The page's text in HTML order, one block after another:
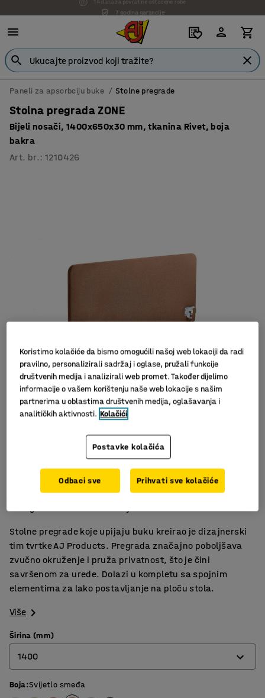
Paneli za apsorbciju buke Stolne pregrade
Stolna pregrada ZONE
Bijeli nosači, 1400x650x30 mm, tkanina Rivet, boja
bakra
Art. br. :1210426
Slični proizvodi
Učinkovito upijanje buke
Komplet sa spojnicama
Stolne pregrade koje upijaju buku kreirao je dizajnerski
tim tvrtke AJ Products. Pregrada značajno poboljšava
zvučno okruženje i pruža privatnost, što je čini
savršenom za urede. Dolazi u kompletu sa spojnim
elementima za lako postavljanje na ploču stola.
Više
Širina (mm)
1400
600
Boja:Svijetlo smeđa
Koristimo kolačiće da bismo omogućili našoj web lokaciji da radi
pravilno, personalizirali sadržaj i oglase, pružali funkcije
društvenih medija i analizirali web promet. Također dijelimo
informacije o vašem korištenju naše web lokacije s našim
partnerima u oblastima društvenih medija, oglašavanja i
analitičkih aktivnosti. Kolačići
Postavke kolačića
Odbaci sve Prihvati sve kolačiće